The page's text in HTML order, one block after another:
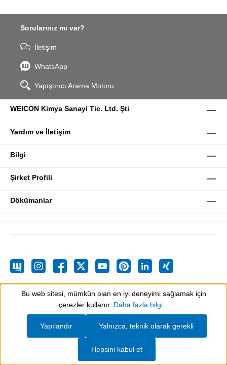
Sorularınız mı var?
İletişim
WhatsApp
Yapıştırıcı Arama Motoru
WEICON Kimya Sanayi Tic. Ltd. Şti
Yardım ve İletişim
Bilgi
Şirket Profili
Dökümanlar
nakliye masraflarıve aksi belirtilmemişse olası teslimat
Show toolbar
Bu web sitesi, mümkün olan en iyi deneyimi sağlamak için
çerezler kullanır. Daha fazla bilgi...
Yalnızca, teknik olarak gerekli
Yapılandır
Hepsini kabul et